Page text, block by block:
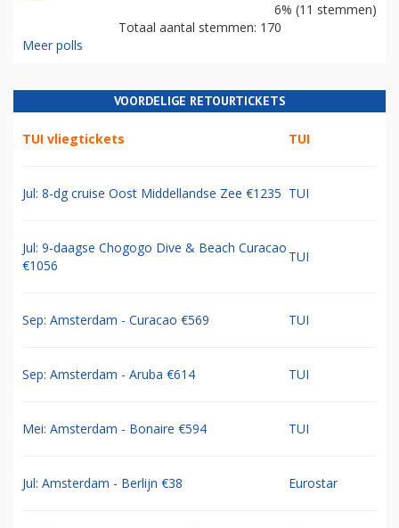
6% (11 stemmen)
Totaal aantal stemmen: 170
Meer polls
VOORDELIGE RETOURTICKETS
TUI vliegtickets TUI
Jul: 8-dg cruise Oost Middellandse Zee €1235 TUI
Jul: 9-daagse Chogogo Dive & Beach Curacao
€1056
TUI
Sep: Amsterdam - Curacao €569 TUI
Sep: Amsterdam - Aruba €614 TUI
Mei: Amsterdam - Bonaire €594 TUI
Jul: Amsterdam - Berlijn €38 Eurostar